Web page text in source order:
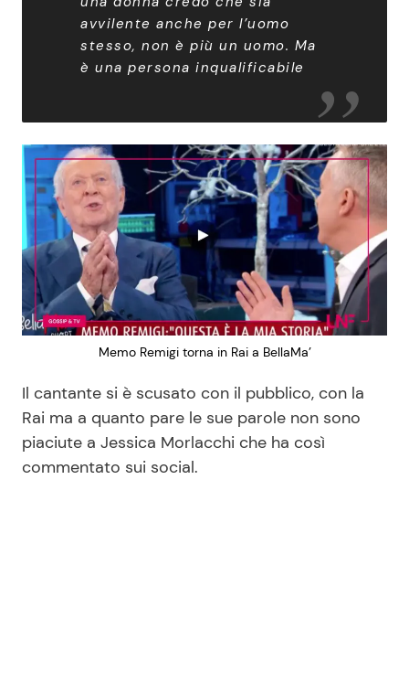
avvilente anche per l’uomo
stesso, non è più un uomo. Ma
è una persona inqualificabile
Memo Remigi torna in Rai a BellaMa’
Il cantante si è scusato con il pubblico, con la
Rai ma a quanto pare le sue parole non sono
piaciute a Jessica Morlacchi che ha così
commentato sui social.